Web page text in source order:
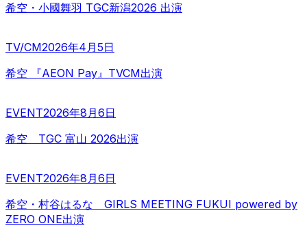
希空・小國舞羽 TGC新潟2026 出演
TV/CM2026年4月5日
希空 『AEON Pay』TVCM出演
EVENT2026年8月6日
希空 TGC 富山 2026出演
EVENT2026年8月6日
希空・村谷はるな GIRLS MEETING FUKUI powered by
ZERO ONE出演